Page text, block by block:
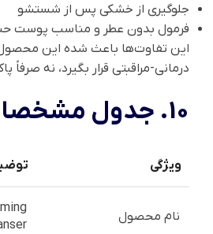
جلوگیری از خشکی پس از شستشو
فرمول بدون عطر و مناسب پوست
این تفاوت‌ها باعث شده این
درمانی-مراقبتی قرار بگیرد، نه صرفاً
10. جدول مشخصات محصول
ویژگی
نام محصول